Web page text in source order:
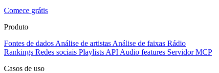
Comece grátis
Produto
Fontes de dados Análise de artistas Análise de faixas Rádio
Rankings Redes sociais Playlists API Audio features Servidor MCP
Casos de uso